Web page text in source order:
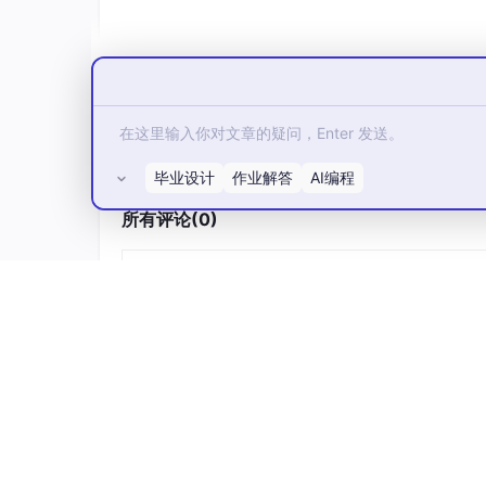
🧪 启动与验证：看看 AI 干得怎么样
启动 WSL 中的 Hermes
所有评论(0)
毕业设计 作业解答 AI编程